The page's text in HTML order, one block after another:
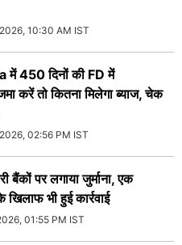
10:30 AM IST
450 दिनों की FD में
करें तो कितना मिलेगा ब्याज, चेक
02:56 PM IST
बैंकों पर लगाया जुर्माना, एक
भी हुई कार्रवाई
01:55 PM IST